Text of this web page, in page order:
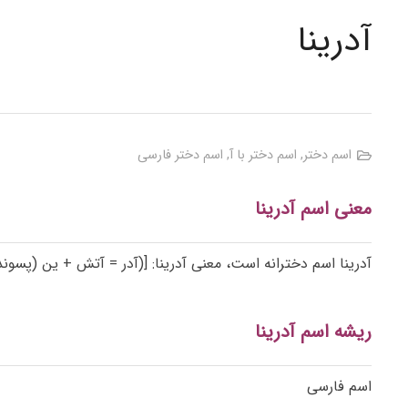
آدرینا
اسم دختر, اسم دختر با آ, اسم دختر فارسی
معنی اسم آدرینا
آدرینا اسم دخترانه است، معنی آدرینا: [(آدر = آتش + ین (پسوند نسبت) + الف اسم ساز)]، ۱-
ریشه اسم آدرینا
اسم فارسی